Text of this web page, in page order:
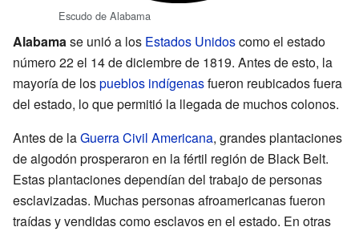
Escudo de Alabama
Alabama se unió a los Estados Unidoscomo el estado
número 22 el 14 de diciembre de 1819. Antes de esto, la
mayoría de lospueblos indígenasfueron reubicados fuera
del estado, lo que permitió la llegada de muchos colonos.
Antes de laGuerra Civil Americana, grandes plantaciones
de algodón prosperaron en la fértil región de Black Belt.
Estas plantaciones dependían del trabajo de personas
esclavizadas. Muchas personas afroamericanas fueron
traídas y vendidas como esclavos en el estado. En otras